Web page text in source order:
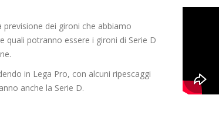
previsione dei gironi che abbiamo
potranno essere i gironi di Serie D
in Lega Pro, con alcuni ripescaggi
anche la Serie D.